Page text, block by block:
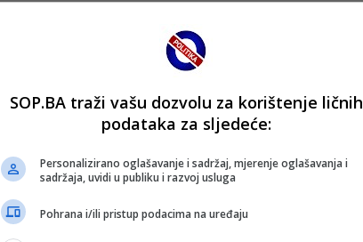
SOP.BA traži vašu dozvolu za korištenje ličnih
podataka za sljedeće:
Personalizirano oglašavanje i sadržaj, mjerenje oglašavanja i
sadržaja, uvidi u publiku i razvoj usluga
Pohrana i/ili pristup podacima na uređaju